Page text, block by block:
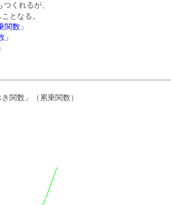
くれるが、
となる。
数」
関数」（累乗関数）